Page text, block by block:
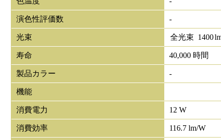
演色性評価数 -
光束 全光束 1400
寿命 40,000 時間
製品カラー -
機能
消費電力 12 W
消費効率 116.7 lm/W